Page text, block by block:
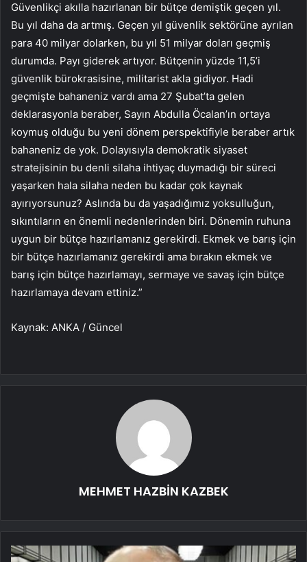
Güvenlikçi akılla hazırlanan bir bütçe demiştik geçen yıl.
Bu yıl daha da artmış. Geçen yıl güvenlik sektörüne ayrılan
para 40 milyar dolarken, bu yıl 51 milyar doları geçmiş
durumda. Payı giderek artıyor. Bütçenin yüzde 11,5’i
güvenlik bürokrasisine, militarist akla gidiyor. Hadi
geçmişte bahaneniz vardı ama 27 Şubat’ta gelen
deklarasyonla beraber, Sayın Abdulla Öcalan’ın ortaya
koymuş olduğu bu yeni dönem perspektifiyle beraber artık
bahaneniz de yok. Dolayısıyla demokratik siyaset
stratejisinin bu denli silaha ihtiyaç duymadığı bir süreci
yaşarken hala silaha neden bu kadar çok kaynak
ayırıyorsunuz? Aslında bu da yaşadığımız yoksulluğun,
sıkıntıların en önemli nedenlerinden biri. Dönemin ruhuna
uygun bir bütçe hazırlamanız gerekirdi. Ekmek ve barış için
bir bütçe hazırlamanız gerekirdi ama bırakın ekmek ve
barış için bütçe hazırlamayı, sermaye ve savaş için bütçe
hazırlamaya devam ettiniz.”
Kaynak: ANKA / Güncel
MEHMET HAZBİN KAZBEK